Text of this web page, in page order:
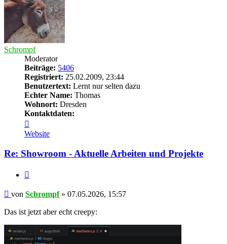
Schrompf
Moderator
Beiträge: 5406
Registriert: 25.02.2009, 23:44
Benutzertext: Lernt nur selten dazu
Echter Name: Thomas
Wohnort: Dresden
Kontaktdaten:
von
Schrompf
Website
Re: Showroom - Aktuelle Arbeiten und Projekte
Beitrag
von Schrompf» 07.05.2026, 15:57
Das ist jetzt aber echt creepy: